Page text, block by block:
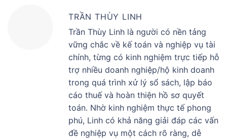
TRẦN THÙY LINH
Trần Thùy Linh là người có nền tảng
vững chắc về kế toán và nghiệp vụ tài
chính, từng có kinh nghiệm trực tiếp hỗ
trợ nhiều doanh nghiệp/hộ kinh doanh
trong quá trình xử lý sổ sách, lập báo
cáo thuế và hoàn thiện hồ sơ quyết
toán. Nhờ kinh nghiệm thực tế phong
phú, Linh có khả năng giải đáp các vấn
đề nghiệp vụ một cách rõ ràng, dễ